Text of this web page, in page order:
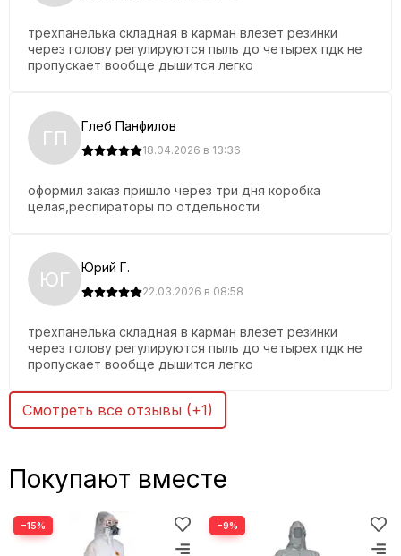
трехпанелька складная в карман влезет резинки
через голову регулируются пыль до четырех пдк не
пропускает вообще дышится легко
ГП Глеб Панфилов
18.04.2026 в 13:36
оформил заказ пришло через три дня коробка
целая,респираторы по отдельности
ЮГ Юрий Г.
22.03.2026 в 08:58
трехпанелька складная в карман влезет резинки
через голову регулируются пыль до четырех пдк не
пропускает вообще дышится легко
Смотреть все отзывы (+1)
Покупают вместе
−15% −9%